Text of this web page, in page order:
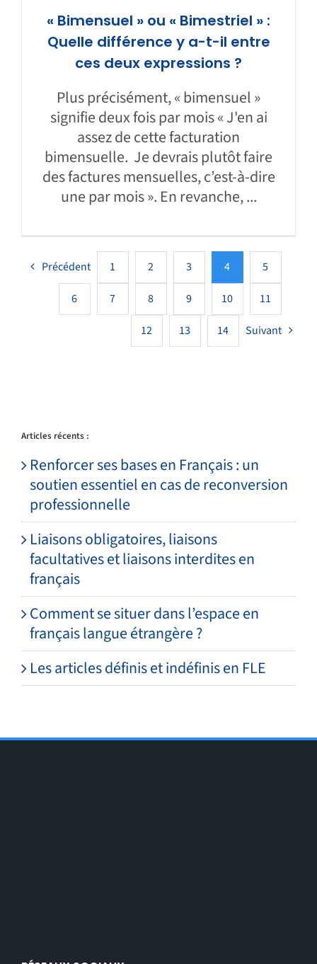
« Bimensuel » ou « Bimestriel » :
Quelle différence y a-t-il entre
ces deux expressions ?
Plus précisément, « bimensuel »
signifie deux fois par mois « J'en ai
assez de cette facturation
bimensuelle. Je devrais plutôt faire
des factures mensuelles, c’est-à-dire
une par mois ». En revanche, ...
Précédent 1 2 3 4 5
6 7 8 9 10 11
12 13 14 Suivant
Articles récents :
Renforcer ses bases en Français : un
soutien essentiel en cas de reconversion
professionnelle
Liaisons obligatoires, liaisons
facultatives et liaisons interdites en
français
Comment se situer dans l’espace en
français langue étrangère ?
Les articles définis et indéfinis en FLE